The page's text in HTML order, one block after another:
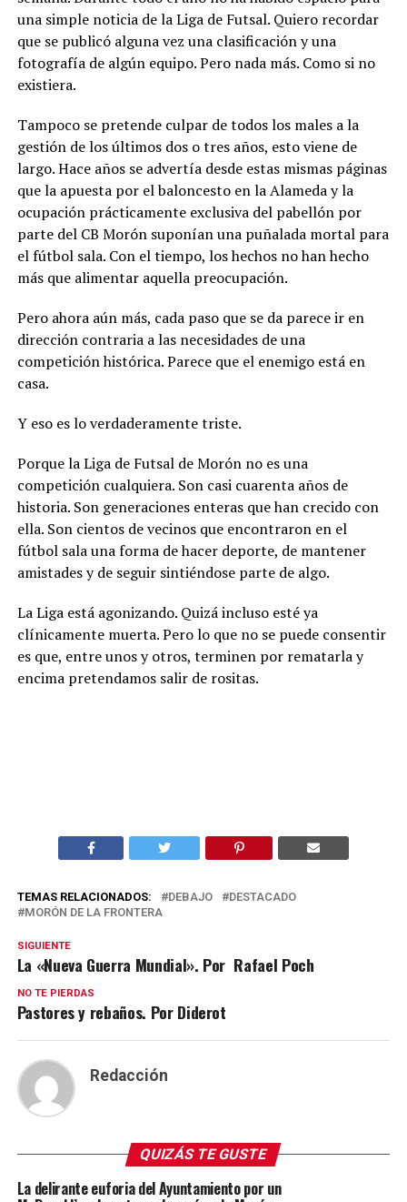
una simple noticia de la Liga de Futsal. Quiero recordar
que se publicó alguna vez una clasificación y una
fotografía de algún equipo. Pero nada más. Como si no
existiera.
Tampoco se pretende culpar de todos los males a la
gestión de los últimos dos o tres años, esto viene de
largo. Hace años se advertía desde estas mismas páginas
que la apuesta por el baloncesto en la Alameda y la
ocupación prácticamente exclusiva del pabellón por
parte del CB Morón suponían una puñalada mortal para
el fútbol sala. Con el tiempo, los hechos no han hecho
más que alimentar aquella preocupación.
Pero ahora aún más, cada paso que se da parece ir en
dirección contraria a las necesidades de una
competición histórica. Parece que el enemigo está en
casa.
Y eso es lo verdaderamente triste.
Porque la Liga de Futsal de Morón no es una
competición cualquiera. Son casi cuarenta años de
historia. Son generaciones enteras que han crecido con
ella. Son cientos de vecinos que encontraron en el
fútbol sala una forma de hacer deporte, de mantener
amistades y de seguir sintiéndose parte de algo.
La Liga está agonizando. Quizá incluso esté ya
clínicamente muerta. Pero lo que no se puede consentir
es que, entre unos y otros, terminen por rematarla y
encima pretendamos salir de rositas.
TEMAS RELACIONADOS: DEBAJO
DESTACADO
MORÓN DE LA FRONTERA
SIGUIENTE
La «Nueva Guerra Mundial». Por Rafael Poch
NO TE PIERDAS
Pastores y rebaños. Por Diderot
Redacción
QUIZÁS TE GUSTE
La delirante euforia del Ayuntamiento por un